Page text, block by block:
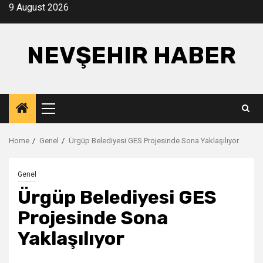
Skip9 August 2026
NEVŞEHIR HABER
Primary
Menu
Home Genel Ürgüp Belediyesi GES Projesinde Sona Yaklaşılıyor
Genel
Ürgüp Belediyesi GES
Projesinde Sona
Yaklaşılıyor